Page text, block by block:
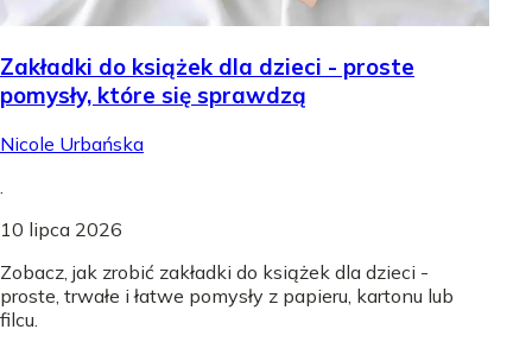
Zakładki do książek dla dzieci - proste
pomysły, które się sprawdzą
Nicole Urbańska
10 lipca 2026
Zobacz, jak zrobić zakładki do książek dla dzieci -
proste, trwałe i łatwe pomysły z papieru, kartonu lub
filcu.